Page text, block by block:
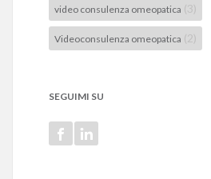
video consulenza omeopatica (3)
Videoconsulenza omeopatica (2)
SEGUIMI SU